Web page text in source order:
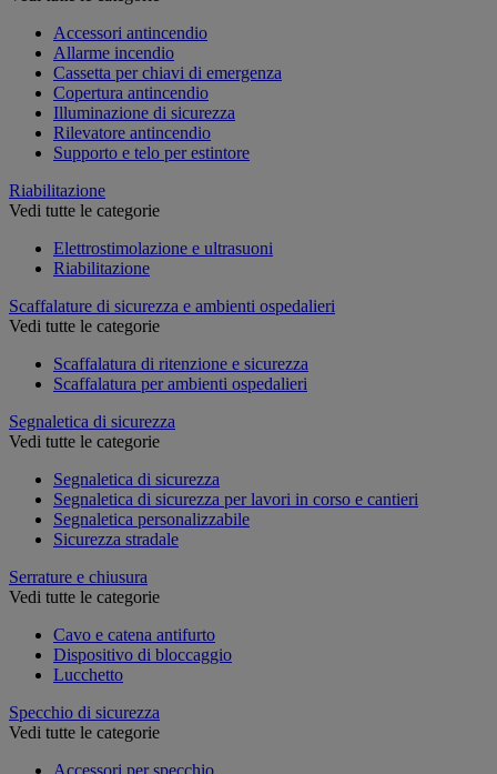
Accessori antincendio
Allarme incendio
Cassetta per chiavi di emergenza
Copertura antincendio
Illuminazione di sicurezza
Rilevatore antincendio
Supporto e telo per estintore
Riabilitazione
Vedi tutte le categorie
Elettrostimolazione e ultrasuoni
Riabilitazione
Scaffalature di sicurezza e ambienti ospedalieri
Vedi tutte le categorie
Scaffalatura di ritenzione e sicurezza
Scaffalatura per ambienti ospedalieri
Segnaletica di sicurezza
Vedi tutte le categorie
Segnaletica di sicurezza
Segnaletica di sicurezza per lavori in corso e cantieri
Segnaletica personalizzabile
Sicurezza stradale
Serrature e chiusura
Vedi tutte le categorie
Cavo e catena antifurto
Dispositivo di bloccaggio
Lucchetto
Specchio di sicurezza
Vedi tutte le categorie
Accessori per specchio